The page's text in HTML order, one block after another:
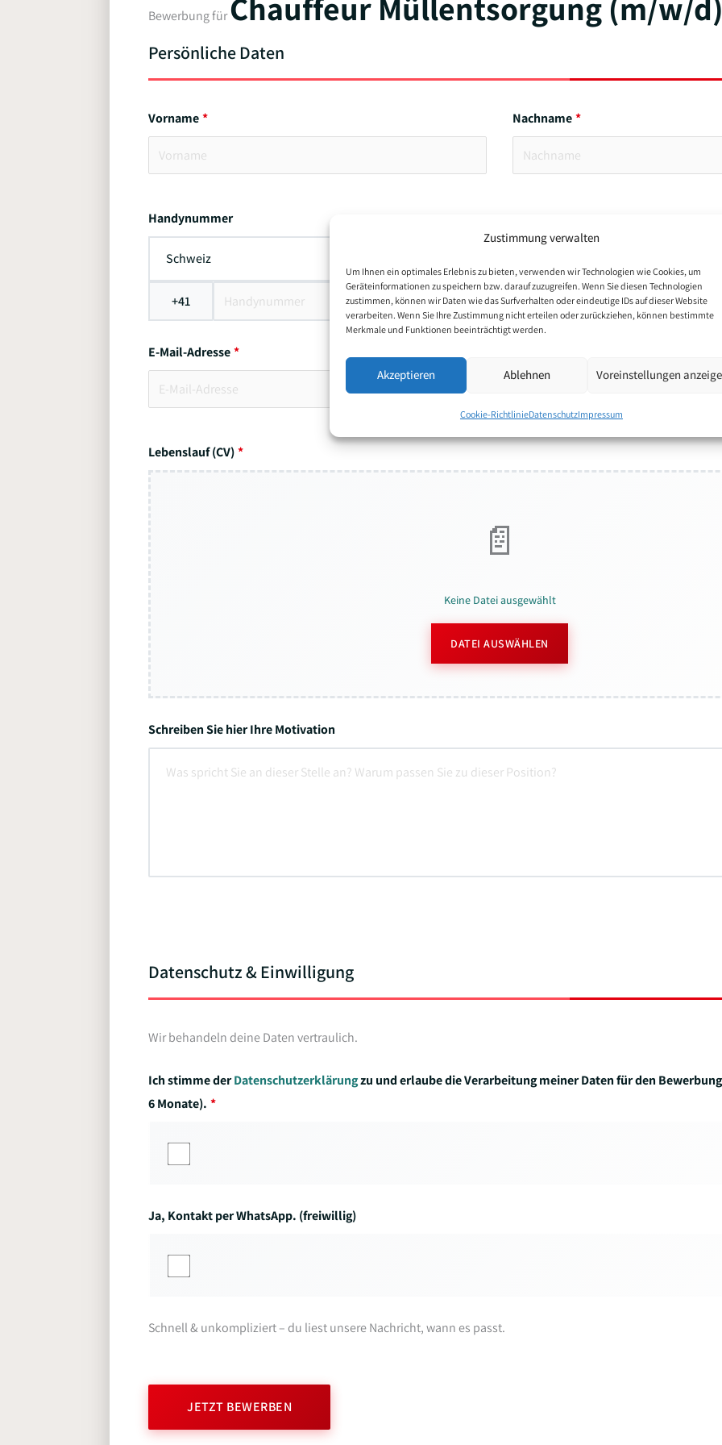
Zustimmung verwalten
Um Ihnen ein optimales Erlebnis zu bieten, verwenden wir Technologien wie Cookies, um
Geräteinformationen zu speichern bzw. darauf zuzugreifen. Wenn Sie diesen Technologien
zustimmen, können wir Daten wie das Surfverhalten oder eindeutige IDs auf dieser Website
verarbeiten. Wenn Sie Ihre Zustimmung nicht erteilen oder zurückziehen, können bestimmte
Merkmale und Funktionen beeinträchtigt werden.
Akzeptieren Ablehnen Voreinstellungen
Cookie-RichtlinieDatenschutzImpressum
Bewerbung für
Persönliche Daten
Vorname Nachname
Handynummer
Schweiz
+41
E-Mail-Adresse
Lebenslauf (CV)
Keine Datei ausgewählt
DATEI AUSWÄHLEN
Schreiben Sie hier Ihre Motivation
Datenschutz & Einwilligung
Wir behandeln deine Daten vertraulich.
Ich stimme derDatenschutzerklärungzu und erlaube die Verarbeitung meiner Daten für den
6 Monate).
Ja, Kontakt per WhatsApp. (freiwillig)
Schnell & unkompliziert – du liest unsere Nachricht, wann es passt.
JETZT BEWERBEN